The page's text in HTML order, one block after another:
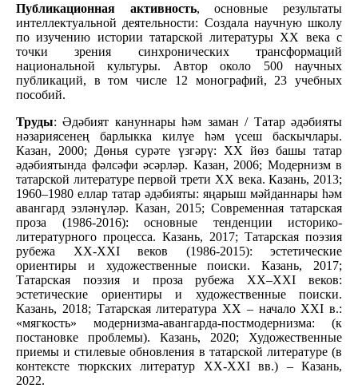
Публикационная активность, основные результаты
интеллектуальной деятельности: Создала научную школу
по изучению истории татарской литературы ХХ века с
точки зрения синхронических трансформаций
национальной культуры. Автор около 500 научных
публикаций, в том числе 12 монографий, 23 учебных
пособий.
Труды: Әдәбият кануннары һәм заман / Татар әдәбияты
нәзариясенең барлыкка килүе һәм үсеш баскычлары.
Казан, 2000; Дөнья сурәте үзгәрү: XX йөз башы татар
әдәбиятында фәлсәфи әсәрләр. Казан, 2006; Модернизм в
татарской литературе первой трети ХХ века. Казань, 2013;
1960–1980 еллар татар әдәбияты: яңарыш мәйданнары һәм
авангард эзләнүләр. Казан, 2015; Современная татарская
проза (1986-2016): основные тенденции историко-
литературного процесса. Казань, 2017; Татарская поэзия
рубежа ХХ-ХХI веков (1986-2015): эстетические
ориентиры и художественные поиски. Казань, 2017;
Татарская поэзия и проза рубежа ХХ–ХХI веков:
эстетические ориентиры и художественные поиски.
Казань, 2018; Татарская литература XX – начало XXI в.:
«мягкость» модернизма-авангарда-постмодернизма: (к
постановке проблемы). Казань, 2020; Художественные
приемы и стилевые обновления в татарской литературе (в
контексте тюркских литератур ХХ-ХХI вв.) – Казань,
2022.